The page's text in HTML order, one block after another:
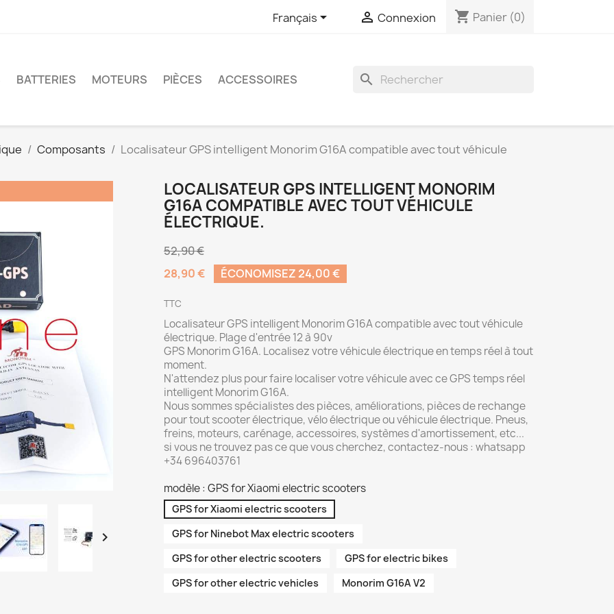
Français  Connexion shopping_cart Panier (0)
BATTERIES MOTEURS PIÈCES ACCESSOIRES search
Composants Localisateur GPS intelligent Monorim G16A compatible avec tout véhicule

LOCALISATEUR GPS INTELLIGENT MONORIM
G16A COMPATIBLE AVEC TOUT VÉHICULE
ÉLECTRIQUE.
52,90 €
28,90 €
ÉCONOMISEZ 24,00 €
TTC
Localisateur GPS intelligent Monorim G16A compatible avec tout véhicule
électrique. Plage d'entrée 12 à 90v
GPS Monorim G16A. Localisez votre véhicule électrique en temps réel à tout
moment.
N'attendez plus pour faire localiser votre véhicule avec ce GPS temps réel
intelligent Monorim G16A.
Nous sommes spécialistes des pièces, améliorations, pièces de rechange
pour tout scooter électrique, vélo électrique ou véhicule électrique. Pneus,
freins, moteurs, carénage, accessoires, systèmes d'amortissement, etc...
si vous ne trouvez pas ce que vous cherchez, contactez-nous : whatsapp
+34 696403761
modèle : GPS for Xiaomi electric scooters
GPS for Xiaomi electric scooters
GPS for Ninebot Max electric scooters
GPS for other electric scooters
GPS for electric bikes
GPS for other electric vehicles
Monorim G16A V2